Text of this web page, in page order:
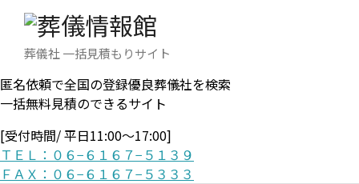
葬儀社 一括見積もりサイト
匿名依頼で全国の登録優良葬儀社を検索
一括無料見積のできるサイト
[受付時間/ 平日11:00〜17:00]
ＴＥＬ：０６−６１６７−５１３９
ＦＡＸ：０６−６１６７−５３３３